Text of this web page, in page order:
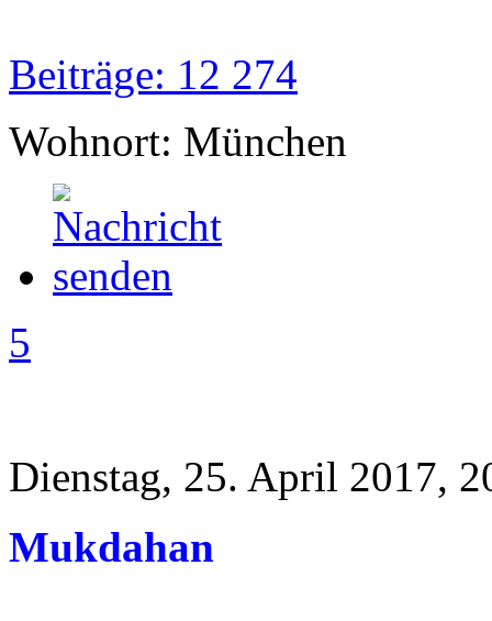
Beiträge: 12 274
Wohnort: München
5
Dienstag, 25. April 2017,
Mukdahan